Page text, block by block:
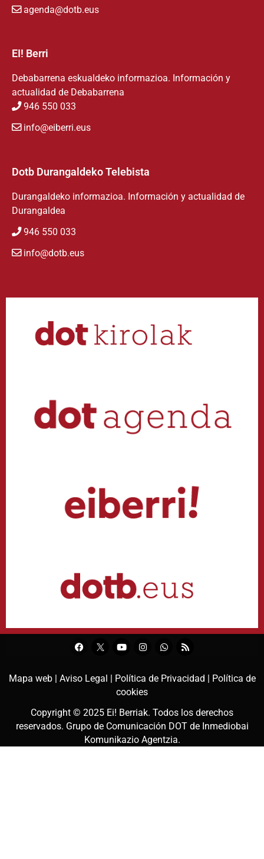
agenda@dotb.eus
EI! Berri
Debabarrena eskualdeko informazioa. Información y
actualidad de Debabarrena
946 550 033
info@eiberri.eus
Dotb Durangaldeko Telebista
Durangaldeko informazioa. Información y actualidad de
Durangaldea
946 550 033
info@dotb.eus
Mapa web | Aviso Legal | Política de Privacidad | Política de
cookies
Copyright © 2025 Ei! Berriak. Todos los derechos
reservados. Grupo de Comunicación DOT de Inmediobai
Komunikazio Agentzia.